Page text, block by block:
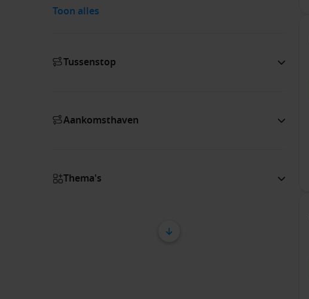
Toon alles
Tussenstop
Aankomsthaven
Thema's